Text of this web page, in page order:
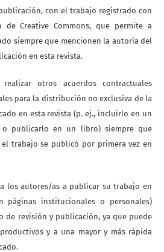
con el trabajo registrado con
Creative Commons, que permite a
siempre que mencionen la autoría del
en esta revista.
otros acuerdos contractuales
para la distribución no exclusiva de la
en esta revista (p. ej., incluirlo en un
publicarlo en un libro) siempre que
trabajo se publicó por primera vez en
los autores/as a publicar su trabajo en
páginas institucionales o personales)
de revisión y publicación, ya que puede
y a una mayor y más rápida